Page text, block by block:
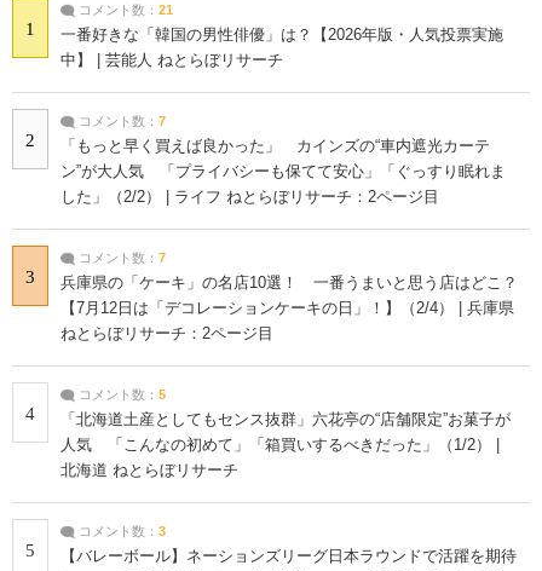
1
コメント数： 21
一番好きな「韓国の男性俳優」は？【2026年版・人気投票実施
中】 | 芸能人 ねとらぼリサーチ
2
コメント数： 7
「もっと早く買えば良かった」 カインズの“車内遮光カーテ
ン”が大人気 「プライバシーも保てて安心」「ぐっすり眠れま
した」（2/2） | ライフ ねとらぼリサーチ：2ページ目
3
コメント数： 7
兵庫県の「ケーキ」の名店10選！ 一番うまいと思う店はどこ？
【7月12日は「デコレーションケーキの日」！】（2/4） | 兵庫県
ねとらぼリサーチ：2ページ目
4
コメント数： 5
「北海道土産としてもセンス抜群」六花亭の“店舗限定”お菓子が
人気 「こんなの初めて」「箱買いするべきだった」（1/2） |
北海道 ねとらぼリサーチ
5
コメント数： 3
【バレーボール】ネーションズリーグ日本ラウンドで活躍を期待